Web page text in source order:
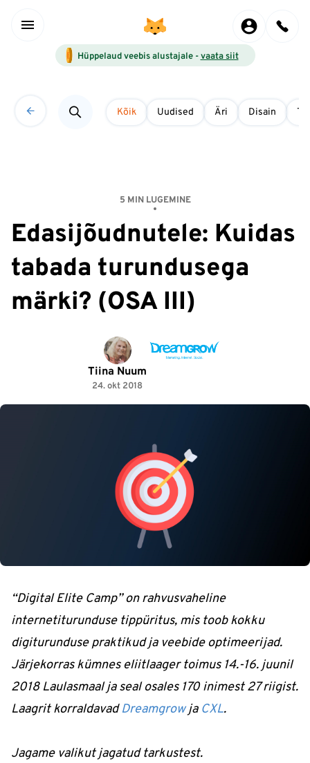
Hüppelaud veebis alustajale -vaata siit
Kõik Uudised Äri Disain
5 MIN LUGEMINE
Edasijõudnutele: Kuidas
tabada turundusega
märki? (OSA III)
Tiina Nuum
24. okt 2018
“Digital Elite Camp” on rahvusvaheline
internetiturunduse tippüritus, mis toob kokku
digiturunduse praktikud ja veebide optimeerijad.
Järjekorras kümnes eliitlaager toimus 14.-16. juunil
2018 Laulasmaal ja seal osales 170 inimest 27 riigist.
Laagrit korraldavadDreamgrowja CXL.
Jagame valikut jagatud tarkustest.